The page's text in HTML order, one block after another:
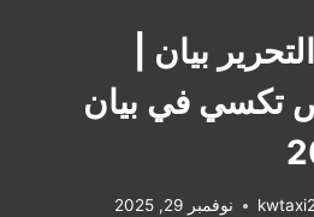
بيان |
تكسي في بيان
نوفمبر 29, 2025